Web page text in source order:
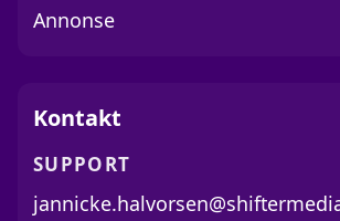
Annonse
Kontakt
SUPPORT